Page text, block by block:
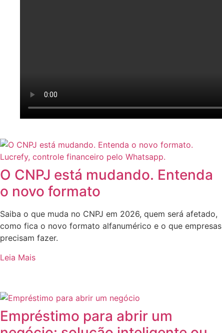
O CNPJ está mudando. Entenda
o novo formato
Saiba o que muda no CNPJ em 2026, quem será afetado,
como fica o novo formato alfanumérico e o que empresas
precisam fazer.
Leia Mais
Empréstimo para abrir um